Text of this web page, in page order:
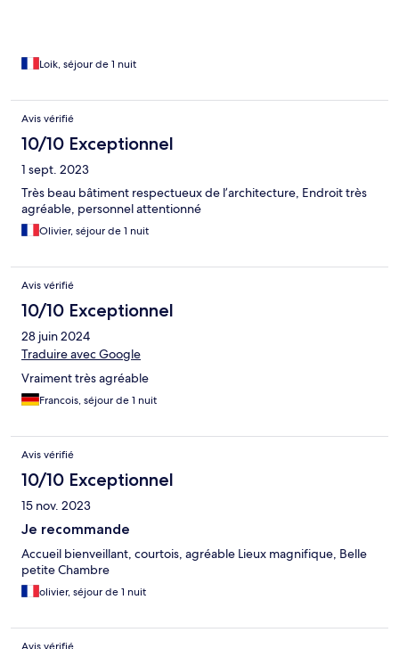
Loik, séjour de 1 nuit
Avis vérifié
10/10 Exceptionnel
1 sept. 2023
Très beau bâtiment respectueux de l’architecture, Endroit très
agréable, personnel attentionné
Olivier, séjour de 1 nuit
Avis vérifié
10/10 Exceptionnel
28 juin 2024
Traduire avec Google
Vraiment très agréable
Francois, séjour de 1 nuit
Avis vérifié
10/10 Exceptionnel
15 nov. 2023
Je recommande
Accueil bienveillant, courtois, agréable Lieux magnifique, Belle
petite Chambre
olivier, séjour de 1 nuit
Avis vérifié